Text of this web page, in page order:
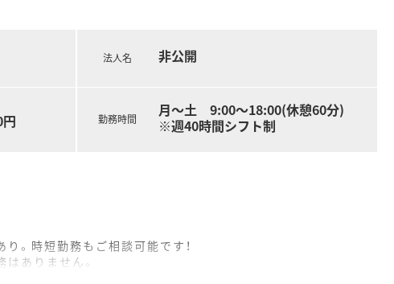
法人名 非公開
勤務時間
月～土 9:00～18:00(休憩60分)
※週40時間シフト制
。時短勤務もご相談可能です！
ありません。